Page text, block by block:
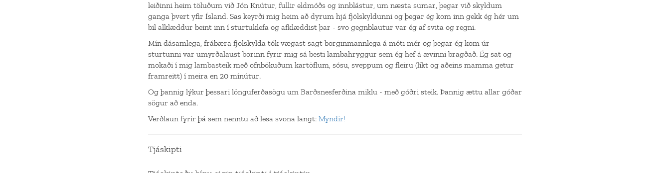
leiðinni heim töluðum við Jón Knútur, fullir eldmóðs og innblástur, um næsta sumar, þegar við skyldum
ganga þvert yfir Ísland. Sas keyrði mig heim að dyrum hjá fjölskyldunni og þegar ég kom inn gekk ég hér um
bil alklæddur beint inn í sturtuklefa og afklæddist þar - svo gegnblautur var ég af svita og regni.
Mín dásamlega, frábæra fjölskylda tók vægast sagt borginmannlega á móti mér og þegar ég kom úr
sturtunni var umyrðalaust borinn fyrir mig sá besti lambahryggur sem ég hef á ævinni bragðað. Ég sat og
mokaði í mig lambasteik með ofnbökuðum kartöflum, sósu, sveppum og fleiru (líkt og aðeins mamma getur
framreitt) í meira en 20 mínútur.
Og þannig lýkur þessari lönguferðasögu um Barðsnesferðina miklu - með góðri steik. Þannig ættu allar góðar
sögur að enda.
Verðlaun fyrir þá sem nenntu að lesa svona langt: Myndir!
Tjáskipti